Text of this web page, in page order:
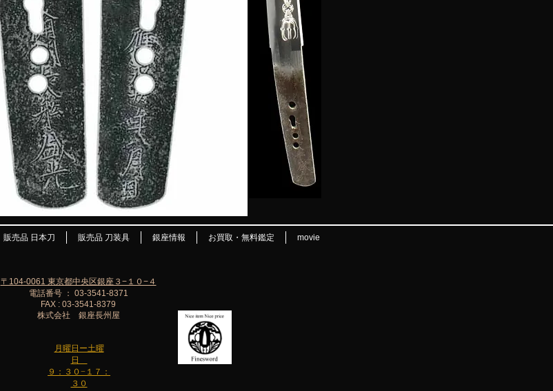
販売品 日本刀 販売品 刀装具 銀座情報 お買取・無料鑑定 movie
月曜日ー土曜
日
９：３０−１７：
３０
〒104-0061 東京都中央区銀座３−１０−４
電話番号 ： 03-3541-8371
FAX : 03-3541-8379
株式会社 銀座長州屋